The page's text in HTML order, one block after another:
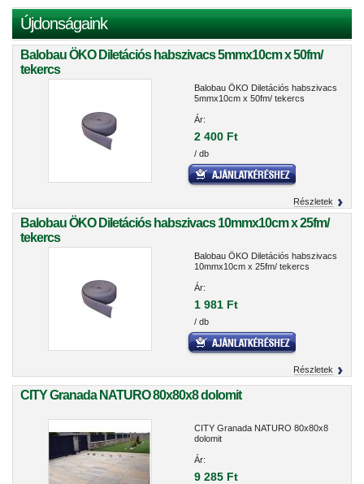
Újdonságaink
Balobau ÖKO Diletációs habszivacs 5mmx10cm x 50fm/
tekercs
Balobau ÖKO Diletációs habszivacs
5mmx10cm x 50fm/ tekercs
Ár:
2 400 Ft
/ db
Részletek
Balobau ÖKO Diletációs habszivacs 10mmx10cm x 25fm/
tekercs
Balobau ÖKO Diletációs habszivacs
10mmx10cm x 25fm/ tekercs
Ár:
1 981 Ft
/ db
Részletek
CITY Granada NATURO 80x80x8 dolomit
CITY Granada NATURO 80x80x8
dolomit
Ár:
9 285 Ft